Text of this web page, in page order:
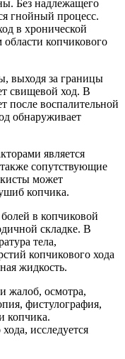
Без надлежащего
гнойный процесс.
в хронической
копчикового
выходя за границы
свищевой ход. В
после воспалительной
обнаруживает
является
сопутствующие
может
копчика.
в копчиковой
складке. В
тела,
копчикового хода
жидкость.
жалоб, осмотра,
фистулография,
копчика.
исследуется